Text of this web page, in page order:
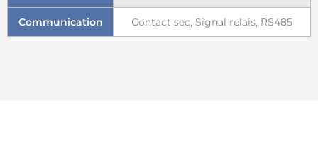
Communication Contact sec, Signal relais, RS485